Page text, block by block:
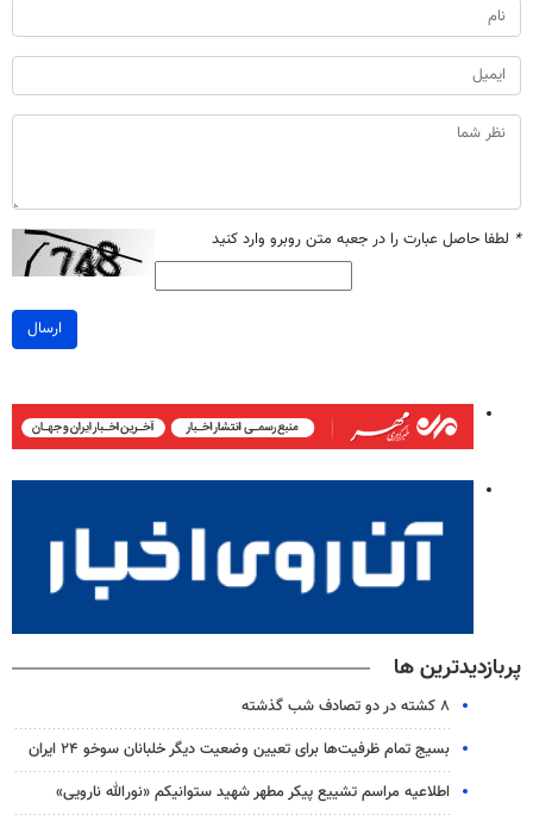
* لطفا حاصل عبارت را در جعبه متن روبرو وارد کنید
ارسال
پربازدیدترین ها
۸ کشته در دو تصادف شب گذشته
بسیج تمام ظرفیت‌ها برای تعیین وضعیت دیگر خلبانان سوخو ۲۴ ایران
اطلاعیه مراسم تشییع پیکر مطهر شهید ستوانیکم «نورالله نارویی»